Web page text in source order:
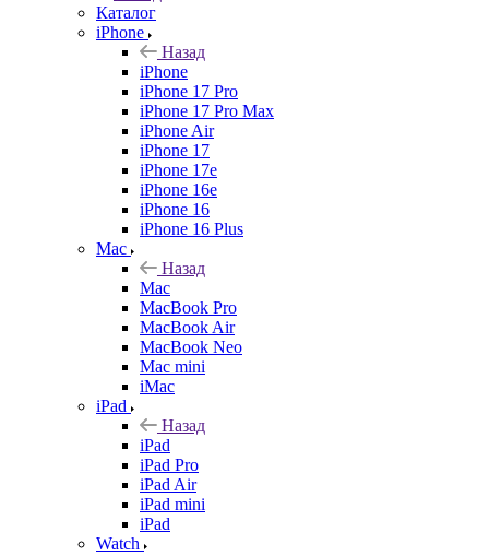
Каталог
iPhone
Назад
iPhone
iPhone 17 Pro
iPhone 17 Pro Max
iPhone Air
iPhone 17
iPhone 17e
iPhone 16e
iPhone 16
iPhone 16 Plus
Mac
Назад
Mac
MacBook Pro
MacBook Air
MacBook Neo
Mac mini
iMac
iPad
Назад
iPad
iPad Pro
iPad Air
iPad mini
iPad
Watch